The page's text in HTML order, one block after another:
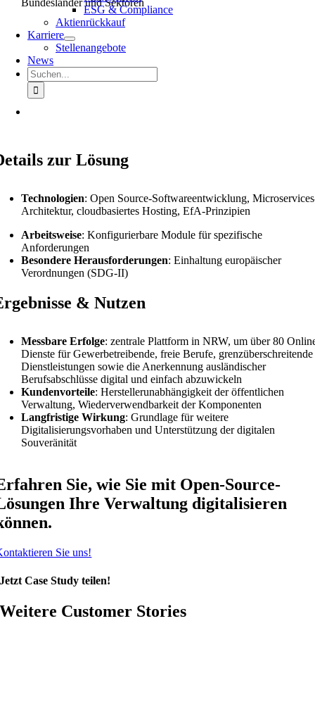
ESG & Compliance
Aktienrückkauf
Karriere
Stellenangebote
News
Suche
nach:
Bundesländer und Sektoren
zur Lösung
Technologien: Open Source-Softwareentwicklung,
Architektur, cloudbasiertes Hosting, EfA-Prinzipien
Arbeitsweise: Konfigurierbare Module für spezifische
Anforderungen
Besondere Herausforderungen: Einhaltung europäischer
Verordnungen (SDG-II)
& Nutzen
Messbare Erfolge: zentrale Plattform in NRW, um über 80
Dienste für Gewerbetreibende, freie Berufe, grenzüberschreitende
Dienstleistungen sowie die Anerkennung ausländischer
Berufsabschlüsse digital und einfach abzuwickeln
Kundenvorteile: Herstellerunabhängigkeit der öffentlichen
Verwaltung, Wiederverwendbarkeit der Komponenten
Langfristige Wirkung: Grundlage für weitere
Digitalisierungsvorhaben und Unterstützung der digitalen
Souveränität
Sie, wie Sie mit Open-Source-
Ihre Verwaltung digitalisieren
Sie uns!
Jetzt Case Study teilen!
Weitere Customer Stories